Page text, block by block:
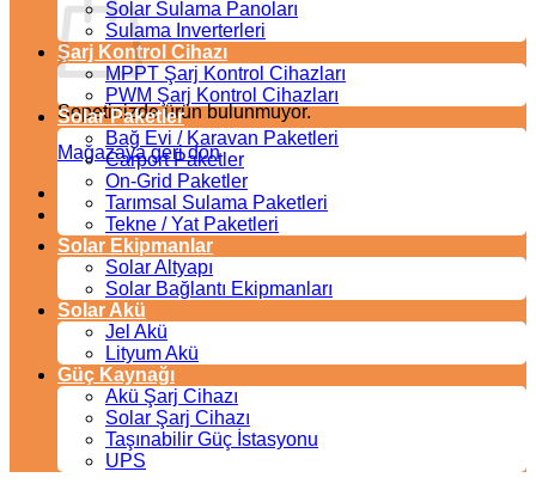
Sepetinizde ürün bulunmuyor.
Mağazaya geri dön
Solar Sulama Panoları
Sulama Inverterleri
Şarj Kontrol Cihazı
MPPT Şarj Kontrol Cihazları
PWM Şarj Kontrol Cihazları
Solar Paketler
Bağ Evi / Karavan Paketleri
Carport Paketler
On-Grid Paketler
Tarımsal Sulama Paketleri
Tekne / Yat Paketleri
Solar Ekipmanlar
Solar Altyapı
Solar Bağlantı Ekipmanları
Solar Akü
Jel Akü
Lityum Akü
Güç Kaynağı
Akü Şarj Cihazı
Solar Şarj Cihazı
Taşınabilir Güç İstasyonu
UPS